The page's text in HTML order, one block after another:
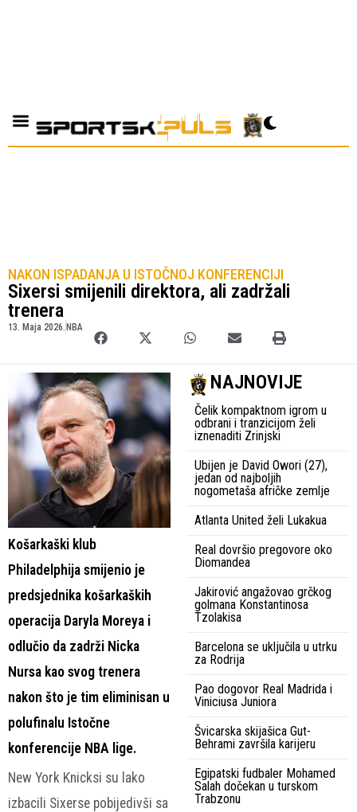
NAKON ISPADANJA U ISTOČNOJ KONFERENCIJI
Sixersi smijenili direktora, ali zadržali
trenera
13. Maja 2026.NBA
Košarkaški klub
Philadelphija smijenio je
predsjednika košarkaških
operacija Daryla Moreya i
odlučio da zadrži Nicka
Nursa kao svog trenera
nakon što je tim eliminisan u
polufinalu Istočne
konferencije NBA lige.
New York Knicksi su lako
izbacili Sixerse pobijedivši sa
NAJNOVIJE
Čelik kompaktnom igrom u
odbrani i tranzicijom želi
iznenaditi Zrinjski
Ubijen je David Owori (27),
jedan od najboljih
nogometaša afričke zemlje
Atlanta United želi Lukakua
Real dovršio pregovore oko
Diomandea
Jakirović angažovao grčkog
golmana Konstantinosa
Tzolakisa
Barcelona se uključila u utrku
za Rodrija
Pao dogovor Real Madrida i
Viniciusa Juniora
Švicarska skijašica Gut-
Behrami završila karijeru
Egipatski fudbaler Mohamed
Salah dočekan u turskom
Trabzonu